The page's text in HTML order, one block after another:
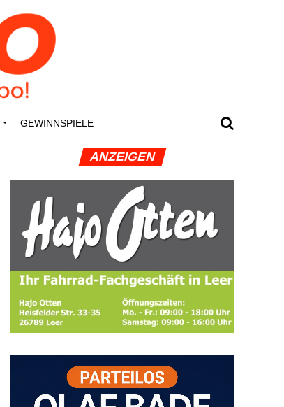
GEWINN­SPIE­LE
ANZEI­GEN